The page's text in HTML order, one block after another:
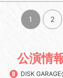
1 2
公演情
DISK GARAGE